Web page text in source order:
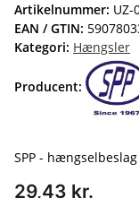
Artikelnummer: UZ-
EAN / GTIN:
Kategori: Hængsler
Producent:
SPP -
29,43 kr.